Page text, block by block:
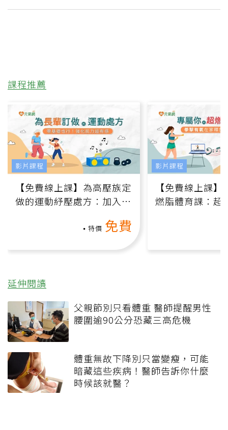
課程推薦
【免費線上課】為高壓族定
做的運動紓壓處方：加入行
特價 免費
影片課程
【免費線上課
燃脂體育課：超
影片課程
延伸閱讀
父親節別只看體重 醫師提醒男性
腰圍逾90公分恐藏三高危機
體重無故下降別只當變瘦，可能
暗藏這些疾病！醫師告訴你什麼
時候該就醫？